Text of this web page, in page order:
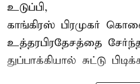
உடுப்பி,
காங்கிரஸ் பிரமுகர்
உத்தரபிரதேசத்தை
துப்பாக்கியால் சுட்டு